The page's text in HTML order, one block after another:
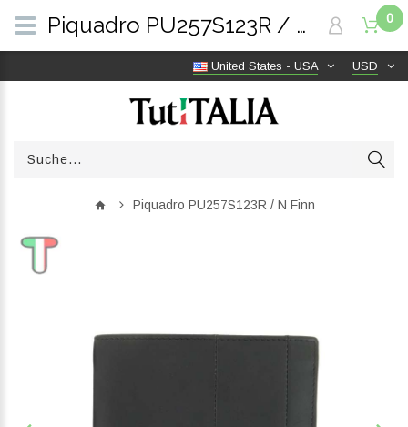
USD
United States - USA
0
Piquadro PU257S123R / N Finn
Piquadro PU257S123R / N Finn | TutITALIA